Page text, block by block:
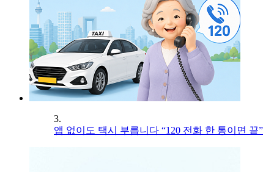
3.
앱 없이도 택시 부릅니다 “120 전화 한 통이면 끝”